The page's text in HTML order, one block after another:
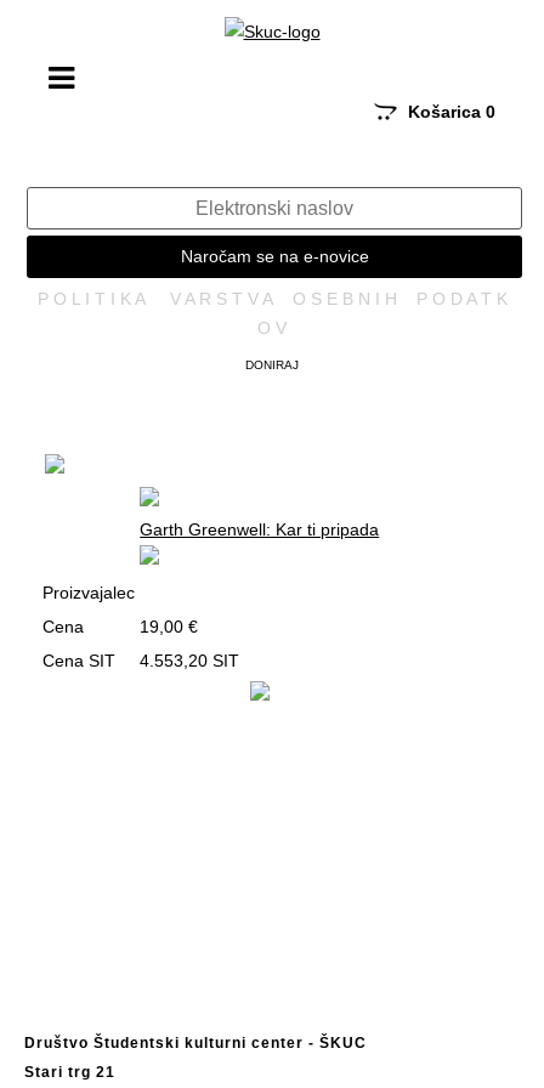
Košarica 0
Naročam se na e-novice
P O L I T I K A V A R S T V A O S E B N I H P O D A T K
O V
DONIRAJ
Garth Greenwell: Kar ti pripada
Proizvajalec
Cena
19,00 €
Cena SIT
4.553,20 SIT
Društvo Študentski kulturni center - ŠKUC
Stari trg 21